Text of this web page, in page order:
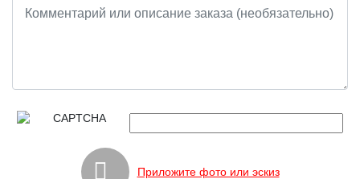
Приложите фото или эскиз